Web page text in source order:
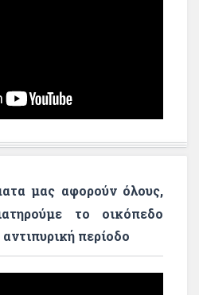
μας αφορούν όλους,
το οικόπεδο
περίοδο